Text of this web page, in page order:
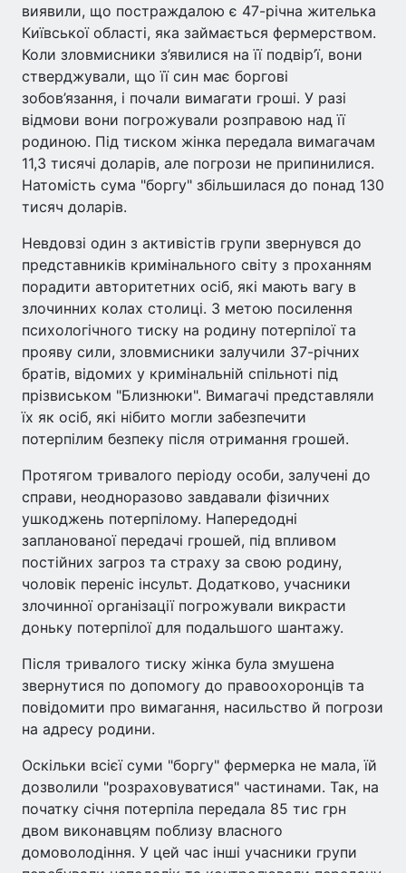
виявили, що постраждалою є 47-річна жителька
Київської області, яка займається фермерством.
Коли зловмисники з’явилися на її подвір’ї, вони
стверджували, що її син має боргові
зобов’язання, і почали вимагати гроші. У разі
відмови вони погрожували розправою над її
родиною. Під тиском жінка передала вимагачам
11,3 тисячі доларів, але погрози не припинилися.
Натомість сума "боргу" збільшилася до понад 130
тисяч доларів.
Невдовзі один з активістів групи звернувся до
представників кримінального світу з проханням
порадити авторитетних осіб, які мають вагу в
злочинних колах столиці. З метою посилення
психологічного тиску на родину потерпілої та
прояву сили, зловмисники залучили 37-річних
братів, відомих у кримінальній спільноті під
прізвиськом "Близнюки". Вимагачі представляли
їх як осіб, які нібито могли забезпечити
потерпілим безпеку після отримання грошей.
Протягом тривалого періоду особи, залучені до
справи, неодноразово завдавали фізичних
ушкоджень потерпілому. Напередодні
запланованої передачі грошей, під впливом
постійних загроз та страху за свою родину,
чоловік переніс інсульт. Додатково, учасники
злочинної організації погрожували викрасти
доньку потерпілої для подальшого шантажу.
Після тривалого тиску жінка була змушена
звернутися по допомогу до правоохоронців та
повідомити про вимагання, насильство й погрози
на адресу родини.
Оскільки всієї суми "боргу" фермерка не мала, їй
дозволили "розраховуватися" частинами. Так, на
початку січня потерпіла передала 85 тис грн
двом виконавцям поблизу власного
домоволодіння. У цей час інші учасники групи